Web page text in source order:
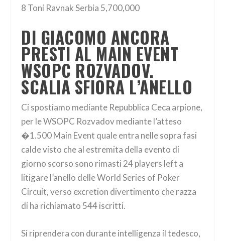
8 Toni Ravnak Serbia 5,700,000
DI GIACOMO ANCORA
PRESTI AL MAIN EVENT
WSOPC ROZVADOV.
SCALIA SFIORA L’ANELLO
Ci spostiamo mediante Repubblica Ceca arpione,
per le WSOPC Rozvadov mediante l’atteso
�1.500 Main Event quale entra nelle sopra fasi
calde visto che al estremita della evento di
giorno scorso sono rimasti 24 players left a
litigare l’anello delle World Series of Poker
Circuit, verso excretion divertimento che razza
di ha richiamato 544 iscritti.
Si riprendera con durante intelligenza il tedesco,